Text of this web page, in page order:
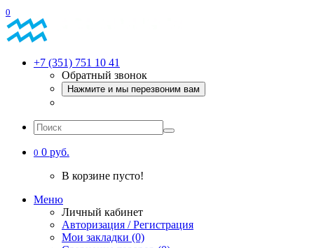
0
+7 (351) 751 10 41
Обратный звонок
Нажмите и мы перезвоним вам
0 0 руб.
В корзине пусто!
Меню
Личный кабинет
Авторизация / Регистрация
Мои закладки (0)